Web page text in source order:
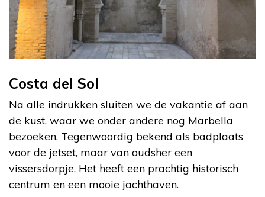
Costa del Sol
Na alle indrukken sluiten we de vakantie af aan
de kust, waar we onder andere nog Marbella
bezoeken. Tegenwoordig bekend als badplaats
voor de jetset, maar van oudsher een
vissersdorpje. Het heeft een prachtig historisch
centrum en een mooie jachthaven.